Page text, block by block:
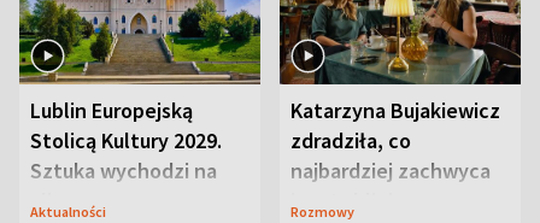
Lublin Europejską
Stolicą Kultury 2029.
Sztuka wychodzi na
ulice
Aktualności
Katarzyna Bujakiewicz
zdradziła, co
najbardziej zachwyca
ją w Lublinie
Rozmowy